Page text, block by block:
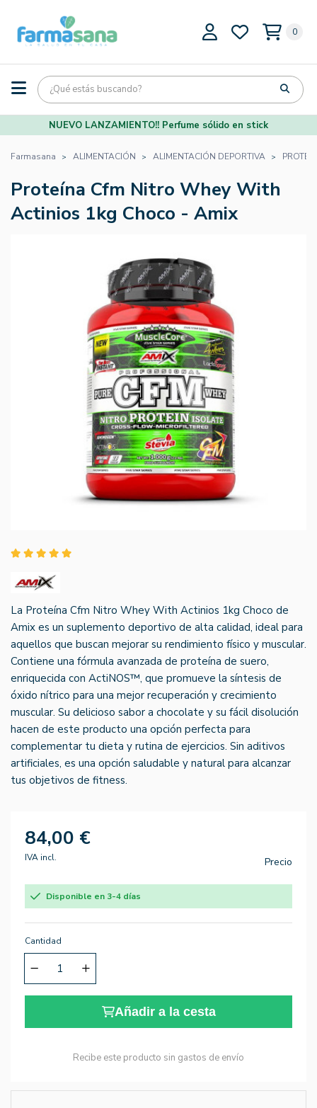
0
NUEVO LANZAMIENTO!! Perfume sólido en stick
Farmasana ALIMENTACIÓN ALIMENTACIÓN DEPORTIVA
Proteína Cfm Nitro Whey With
Actinios 1kg Choco - Amix
La Proteína Cfm Nitro Whey With Actinios 1kg Choco de
Amix es un suplemento deportivo de alta calidad, ideal para
aquellos que buscan mejorar su rendimiento físico y muscular.
Contiene una fórmula avanzada de proteína de suero,
enriquecida con ActiNOS™, que promueve la síntesis de
óxido nítrico para una mejor recuperación y crecimiento
muscular. Su delicioso sabor a chocolate y su fácil disolución
hacen de este producto una opción perfecta para
complementar tu dieta y rutina de ejercicios. Sin aditivos
artificiales, es una opción saludable y natural para alcanzar
tus objetivos de fitness.
84,00 €
IVA incl. Precio
Disponible en 3-4 días
Cantidad
Añadir a la cesta
Recibe este producto sin gastos de envío